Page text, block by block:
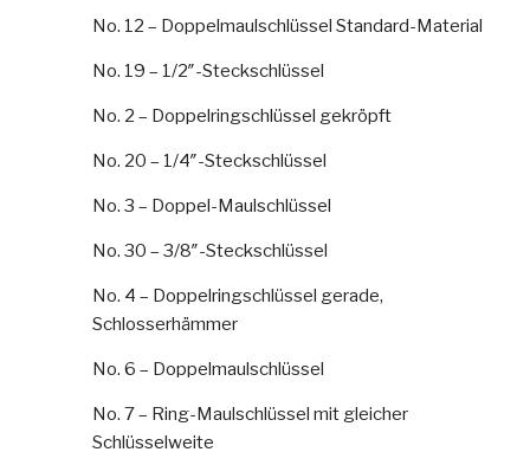
No. 12 – Doppelmaulschlüssel Standard-Material
No. 19 – 1/2″-Steckschlüssel
No. 2 – Doppelringschlüssel gekröpft
No. 20 – 1/4″-Steckschlüssel
No. 3 – Doppel-Maulschlüssel
No. 30 – 3/8″-Steckschlüssel
No. 4 – Doppelringschlüssel gerade,
Schlosserhämmer
No. 6 – Doppelmaulschlüssel
No. 7 – Ring-Maulschlüssel mit gleicher
Schlüsselweite